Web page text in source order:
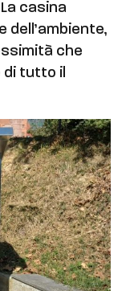
casina
dell’ambiente,
che
di tutto il